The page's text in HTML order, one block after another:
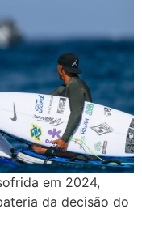
em 2024,
da decisão do